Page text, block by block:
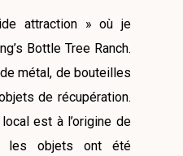
attraction » où je
Bottle Tree Ranch.
métal, de bouteilles
de récupération.
est à l’origine de
les objets ont été